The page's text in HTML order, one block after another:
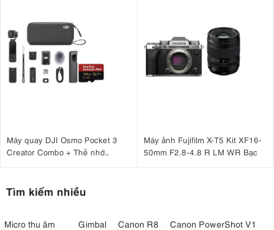
Máy quay DJI Osmo Pocket 3
Creator Combo + Thẻ nhớ
Máy ảnh Fujifilm X-T5 Kit XF16-
50mm F2.8-4.8 R LM WR Bạc
Tìm kiếm nhiều
Micro thu âm Gimbal Canon R8
Canon PowerShot V1